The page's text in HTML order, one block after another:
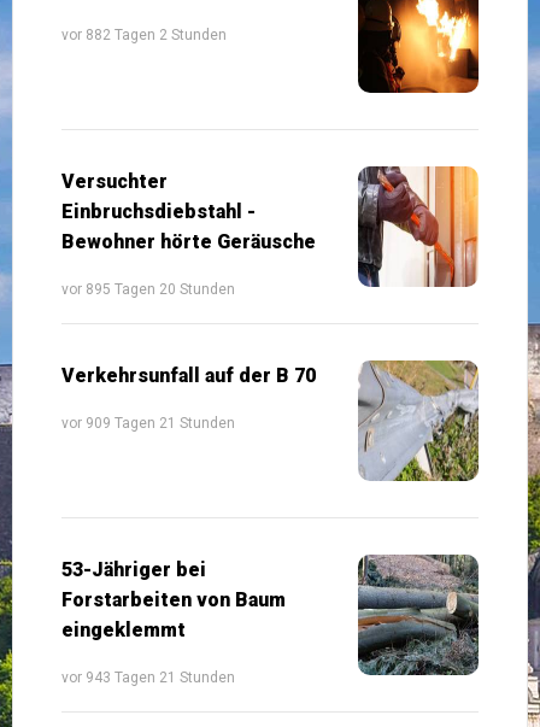
vor 882 Tagen 2 Stunden
Versuchter
Einbruchsdiebstahl -
Bewohner hörte Geräusche
vor 895 Tagen 20 Stunden
Verkehrsunfall auf der B 70
vor 909 Tagen 21 Stunden
53-Jähriger bei
Forstarbeiten von Baum
eingeklemmt
vor 943 Tagen 21 Stunden